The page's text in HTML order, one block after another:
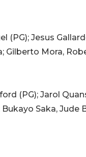
(PG); Jesus
Gilberto Mora,
(PG); Jarol
Saka,